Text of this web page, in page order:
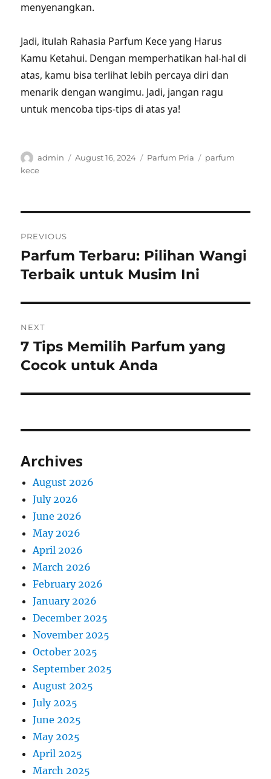
menyenangkan.
Jadi, itulah Rahasia Parfum Kece yang Harus
Kamu Ketahui. Dengan memperhatikan hal-hal di
atas, kamu bisa terlihat lebih percaya diri dan
menarik dengan wangimu. Jadi, jangan ragu
untuk mencoba tips-tips di atas ya!
Author
admin
Posted
August 16, 2024 Categories
Parfum Pria Tags
parfum
kece
navigation
PREVIOUS
Previous
post:
Parfum Terbaru: Pilihan Wangi
Terbaik untuk Musim Ini
NEXT
Next
post:
7 Tips Memilih Parfum yang
Cocok untuk Anda
Archives
August 2026
July 2026
June 2026
May 2026
April 2026
March 2026
February 2026
January 2026
December 2025
November 2025
October 2025
September 2025
August 2025
July 2025
June 2025
May 2025
April 2025
March 2025